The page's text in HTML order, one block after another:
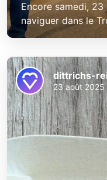
Encore samedi,
naviguer dans le
dittrichs-
23 août 2025